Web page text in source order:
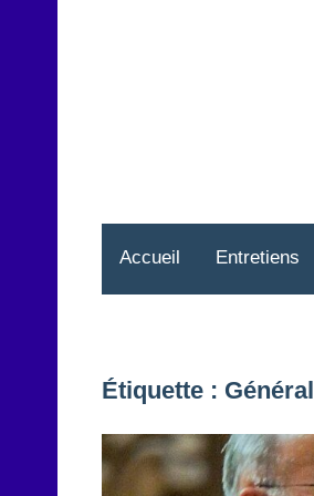
Accueil Entretiens
Étiquette : Général